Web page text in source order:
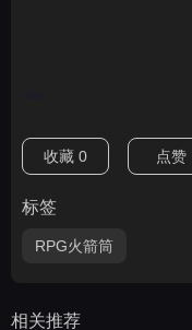
收藏 0 点赞
标签
RPG火箭筒
相关推荐